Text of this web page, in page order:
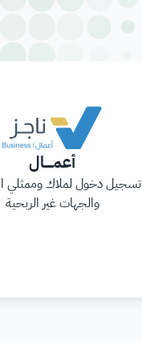
أعمـــــال
تسجيل دخول لملاك وممثلي
والجهات غير الربحية